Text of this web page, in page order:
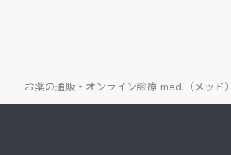
お薬の通販・オンライン診療 med.（メッド）